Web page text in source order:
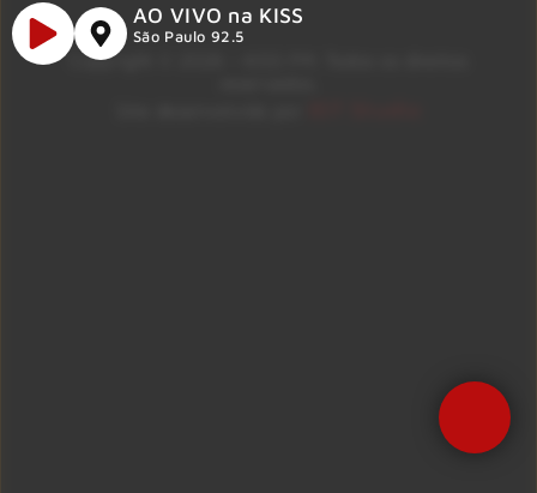
Copyright © 2026 – KISS FM. Todos os direitos
AO VIVO na KISS
São Paulo 92.5